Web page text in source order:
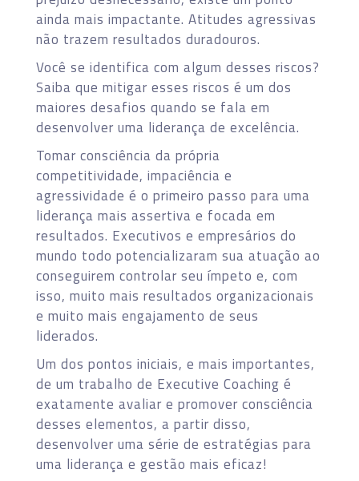
ainda mais impactante. Atitudes agressivas
não trazem resultados duradouros.
Você se identifica com algum desses riscos?
Saiba que mitigar esses riscos é um dos
maiores desafios quando se fala em
desenvolver uma liderança de excelência.
Tomar consciência da própria
competitividade, impaciência e
agressividade é o primeiro passo para uma
liderança mais assertiva e focada em
resultados. Executivos e empresários do
mundo todo potencializaram sua atuação ao
conseguirem controlar seu ímpeto e, com
isso, muito mais resultados organizacionais
e muito mais engajamento de seus
liderados.
Um dos pontos iniciais, e mais importantes,
de um trabalho de Executive Coaching é
exatamente avaliar e promover consciência
desses elementos, a partir disso,
desenvolver uma série de estratégias para
uma liderança e gestão mais eficaz!